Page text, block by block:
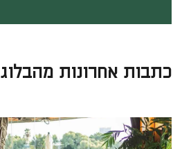
כתבות אחרונות מהבלוג